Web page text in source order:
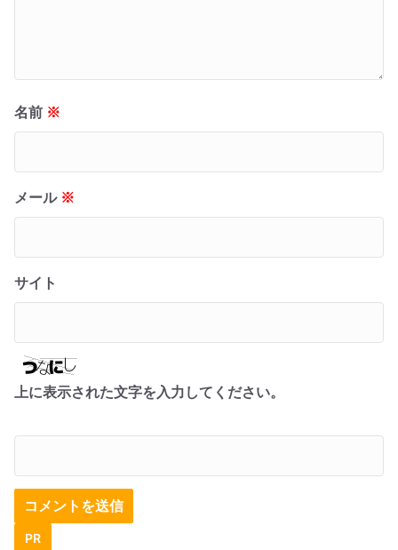
名前 ※
メール ※
サイト
上に表示された文字を入力してください。
PR